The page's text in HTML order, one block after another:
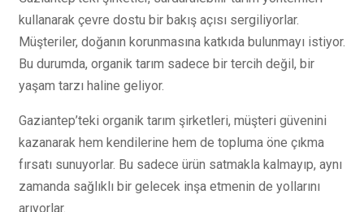
kullanarak çevre dostu bir bakış açısı sergiliyorlar.
Müşteriler, doğanın korunmasına katkıda bulunmayı istiyor.
Bu durumda, organik tarım sadece bir tercih değil, bir
yaşam tarzı haline geliyor.
Gaziantep’teki organik tarım şirketleri, müşteri güvenini
kazanarak hem kendilerine hem de topluma öne çıkma
fırsatı sunuyorlar. Bu sadece ürün satmakla kalmayıp, aynı
zamanda sağlıklı bir gelecek inşa etmenin de yollarını
arıyorlar.